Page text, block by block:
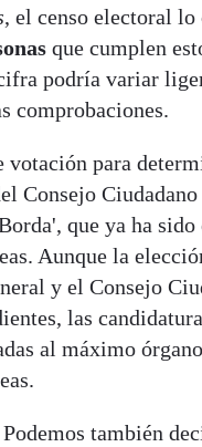
, el censo electoral lo
que cumplen
podría variar
comprobaciones.
votación para
Consejo
que ya ha sido
Aunque la
y el Consejo
las
al máximo
Podemos también